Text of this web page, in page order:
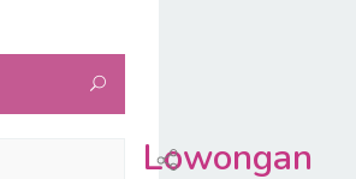
Lowongan